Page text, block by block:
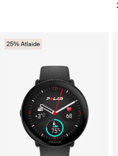
25% Atlaide